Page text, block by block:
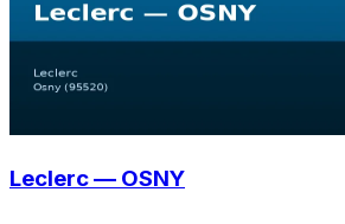
Leclerc — OSNY